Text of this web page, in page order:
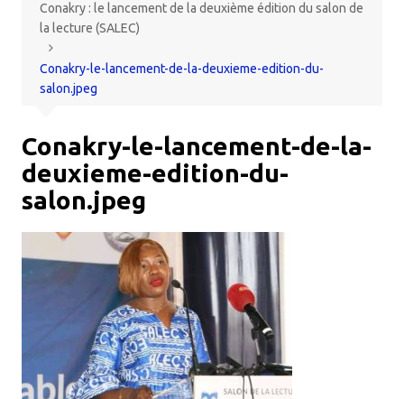
Conakry : le lancement de la deuxième édition du salon de
la lecture (SALEC)
Conakry-le-lancement-de-la-deuxieme-edition-du-
salon.jpeg
Conakry-le-lancement-de-la-
deuxieme-edition-du-
salon.jpeg